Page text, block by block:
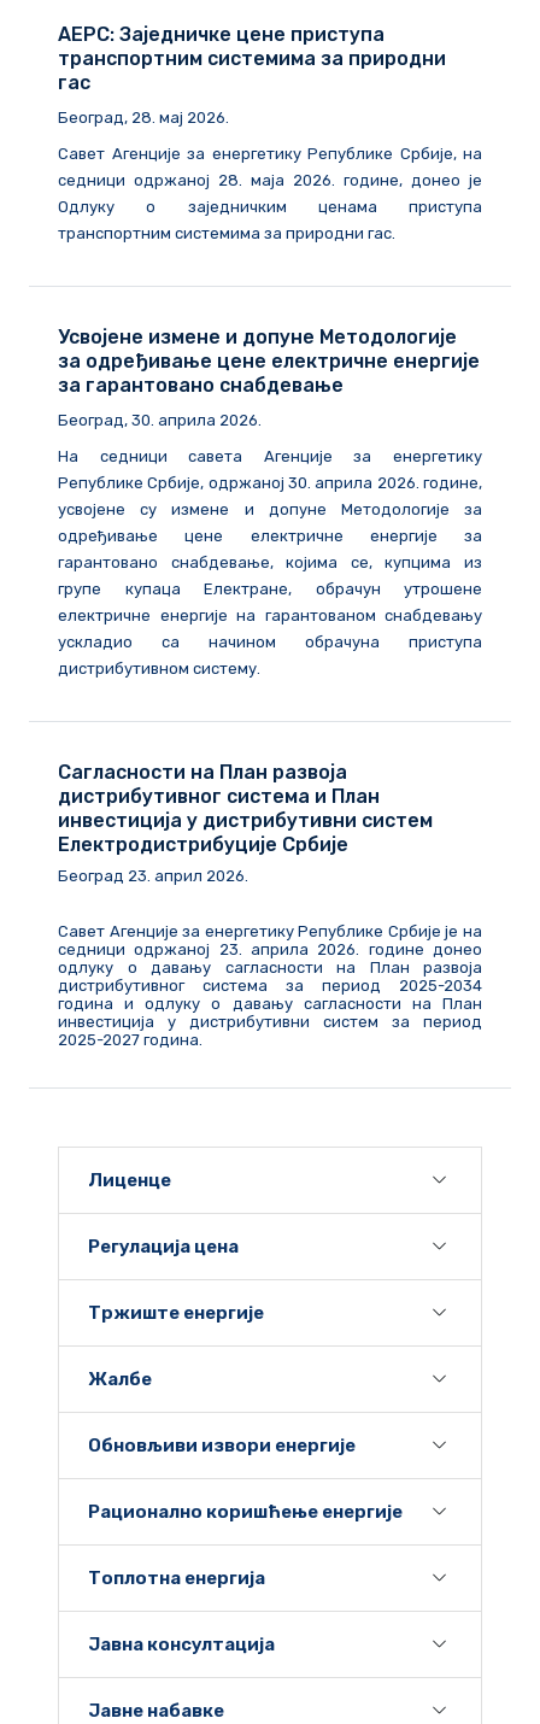
АЕРС: Заједничке цене приступа
транспортним системима за природни
гас
Београд, 28. мај 2026.
Савет Агенције за енергетику Републике Србије, на
седници одржаној 28. маја 2026. године, донео је
Одлуку о заједничким ценама приступа
транспортним системима за природни гас.
Усвојене измене и допуне Методологије
за одређивање цене електричне енергије
за гарантовано снабдевање
Београд, 30. априла 2026.
На седници савета Агенције за енергетику
Републике Србије, одржаној 30. априла 2026. године,
усвојене су измене и допуне Методологије за
одређивање цене електричне енергије за
гарантовано снабдевање, којима се, купцима из
групе купаца Електране, обрачун утрошене
електричне енергије на гарантованом снабдевању
ускладио са начином обрачуна приступа
дистрибутивном систему.
Сагласности на План развоја
дистрибутивног система и План
инвестиција у дистрибутивни систем
Електродистрибуције Србије
Београд 23. април 2026.
Савет Агенције за енергетику Републике Србије је на
седници одржаној 23. априла 2026. године донео
одлуку о давању сагласности на План развоја
дистрибутивног система за период 2025-2034
година и одлуку о давању сагласности на План
инвестиција у дистрибутивни систем за период
2025-2027 година.
Лиценце
Регулација цена
Тржиште енергије
Жалбе
Обновљиви извори енергије
Рационално коришћење енергије
Топлотна енергија
Јавна консултација
Јавне набавке